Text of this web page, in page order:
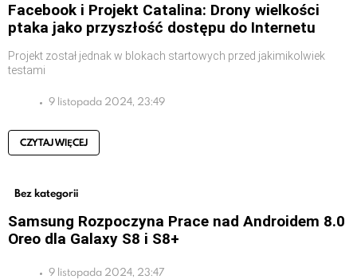
Facebook i Projekt Catalina: Drony wielkości
ptaka jako przyszłość dostępu do Internetu
Projekt został jednak w blokach startowych przed jakimikolwiek
testami
9 listopada 2024, 23:49
CZYTAJ WIĘCEJ
Bez kategorii
Samsung Rozpoczyna Prace nad Androidem 8.0
Oreo dla Galaxy S8 i S8+
9 listopada 2024, 23:47